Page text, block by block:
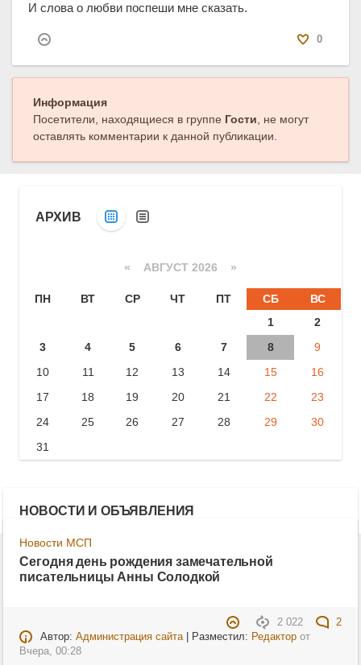
0
И слова о любви поспеши мне сказать.
Информация
Посетители, находящиеся в группе Гости, не могут
оставлять комментарии к данной публикации.
АРХИВ
« АВГУСТ 2026 »
ПН ВТ СР ЧТ ПТ СБ
ВС
1
2
3
4 5 6 7 8
9
10
11 12 13 14 15
16
17
18 19 20 21 22
23
24
25 26 27 28 29
30
31
НОВОСТИ И ОБЪЯВЛЕНИЯ
Новости МСП
Сегодня день рождения замечательной
писательницы Анны Солодкой
2 022
2
Автор: Администрация сайта| Разместил: Редакторот
Вчера, 00:28